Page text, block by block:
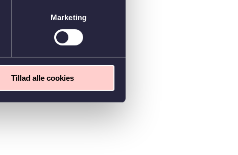
Marketing
Tillad alle cookies